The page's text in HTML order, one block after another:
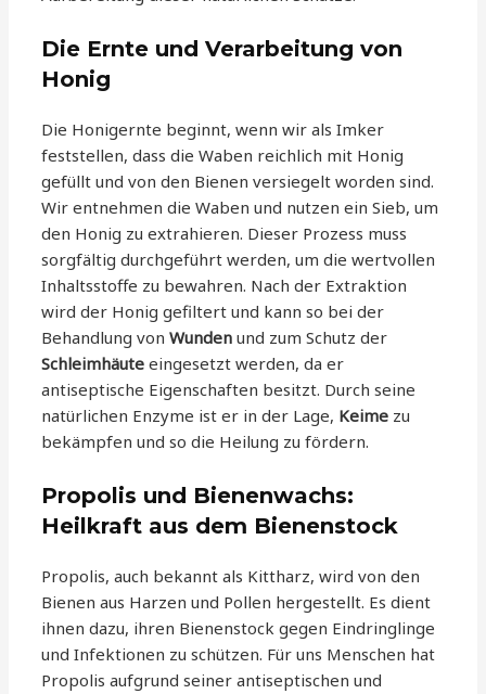
Die Ernte und Verarbeitung von
Honig
Die Honigernte beginnt, wenn wir als Imker
feststellen, dass die Waben reichlich mit Honig
gefüllt und von den Bienen versiegelt worden sind.
Wir entnehmen die Waben und nutzen ein Sieb, um
den Honig zu extrahieren. Dieser Prozess muss
sorgfältig durchgeführt werden, um die wertvollen
Inhaltsstoffe zu bewahren. Nach der Extraktion
wird der Honig gefiltert und kann so bei der
Behandlung vonWunden und zum Schutz der
Schleimhäute eingesetzt werden, da er
antiseptische Eigenschaften besitzt. Durch seine
natürlichen Enzyme ist er in der Lage, Keime zu
bekämpfen und so die Heilung zu fördern.
Propolis und Bienenwachs:
Heilkraft aus dem Bienenstock
Propolis, auch bekannt als Kittharz, wird von den
Bienen aus Harzen und Pollen hergestellt. Es dient
ihnen dazu, ihren Bienenstock gegen Eindringlinge
und Infektionen zu schützen. Für uns Menschen hat
Propolis aufgrund seiner antiseptischen und